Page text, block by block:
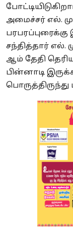
அமைச்சர் எல்.
சந்தித்தார்
ஆம் தேதி
பின்னாடி